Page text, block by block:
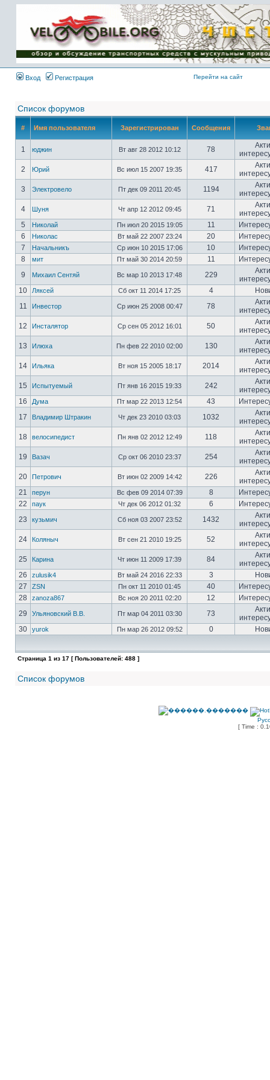
Имя пользователя:
Пароль:
{ LOG_ME_IN_SHORT
}
Вход
Регистрация Перейти на сайт
Список форумов
# Имя пользователя Зарегистрирован Сообщения
1 юджин Вт авг 28 2012 10:12 78
2
Юрий Вс июл 15 2007 19:35 417
3
Электровело Пт дек 09 2011 20:45 1194
4
Шуня Чт апр 12 2012 09:45 71
5
Николай Пн июл 20 2015 19:05 11
6
Николас Вт май 22 2007 23:24 20
7
Начальникъ Ср июн 10 2015 17:06 10
8
мит Пт май 30 2014 20:59 11
9
Михаил Сентяй Вс мар 10 2013 17:48 229
10
Ляксей Сб окт 11 2014 17:25 4
11
Инвестор Ср июн 25 2008 00:47 78
12
Инсталятор Ср сен 05 2012 16:01 50
13
Илюха Пн фев 22 2010 02:00 130
14
Ильяка Вт ноя 15 2005 18:17 2014
15
Испытуемый Пт янв 16 2015 19:33 242
16
Дума Пт мар 22 2013 12:54 43
17
Владимир Штракин Чт дек 23 2010 03:03 1032
18
велосипедист Пн янв 02 2012 12:49 118
19
Вазач Ср окт 06 2010 23:37 254
20
Петрович Вт июн 02 2009 14:42 226
21
перун Вс фев 09 2014 07:39 8
22
паук Чт дек 06 2012 01:32 6
23
кузьмич Сб ноя 03 2007 23:52 1432
24
Коляныч Вт сен 21 2010 19:25 52
25
Карина Чт июн 11 2009 17:39 84
26
zulusik4 Вт май 24 2016 22:33 3
27
ZSN Пн окт 11 2010 01:45 40
28
zanoza867 Вс ноя 20 2011 02:20 12
29
Ульяновский В.В. Пт мар 04 2011 03:30 73
30
yurok Пн мар 26 2012 09:52 0
Страница 1 из 17 [ Пользователей: 488 ]
Список форумов
[ Time :